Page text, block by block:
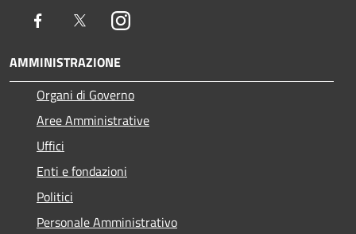
Facebook TwitterInstagram
AMMINISTRAZIONE
Organi di Governo
Aree Amministrative
Uffici
Enti e fondazioni
Politici
Personale Amministrativo